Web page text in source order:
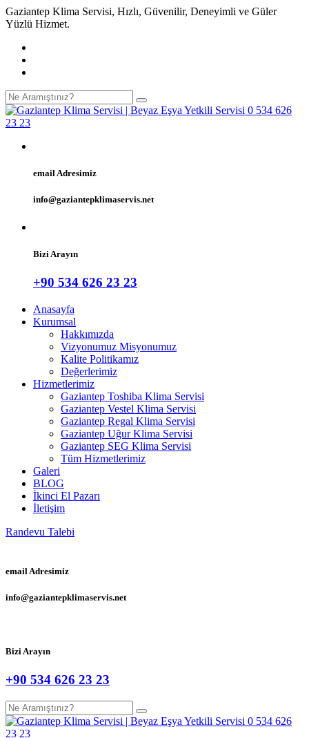
Gaziantep Klima Servisi, Hızlı, Güvenilir, Deneyimli ve Güler
Yüzlü Hizmet.
email Adresimiz
info@gaziantepklimaservis.net
Bizi Arayın
+90 534 626 23 23
Anasayfa
Kurumsal
Hakkımızda
Vizyonumuz Misyonumuz
Kalite Politikamız
Değerlerimiz
Hizmetlerimiz
Gaziantep Toshiba Klima Servisi
Gaziantep Vestel Klima Servisi
Gaziantep Regal Klima Servisi
Gaziantep Uğur Klima Servisi
Gaziantep SEG Klima Servisi
Tüm Hizmetlerimiz
Galeri
BLOG
İkinci El Pazarı
İletişim
Randevu Talebi
email Adresimiz
info@gaziantepklimaservis.net
Bizi Arayın
+90 534 626 23 23